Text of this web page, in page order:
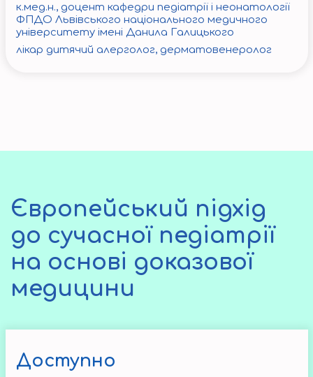
к.мед.н., доцент кафедри педіатрії і неонатології
ФПДО Львівського національного медичного
університету імені Данила Галицького
лікар дитячий алерголог, дерматовенеролог
Європейський підхід
до сучасної педіатрії
на основі доказової
медицини
Доступно